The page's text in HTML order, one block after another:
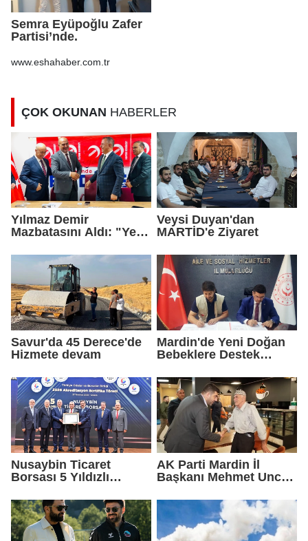
Semra Eyüpoğlu Zafer
Partisi’nde.
www.eshahaber.com.tr
ÇOK OKUNAN HABERLER
Yılmaz Demir
Mazbatasını Aldı: "Yeni
Geldik"
Veysi Duyan'dan
MARTİD'e Ziyaret
Savur'da 45 Derece'de
Hizmete devam
Mardin'de Yeni Doğan
Bebeklere Destek
Nusaybin Ticaret
Borsası 5 Yıldızlı
Yeniden Aldı
AK Parti Mardin İl
Başkanı Mehmet Uncu:
Geleceğimizi
Korumaktır"